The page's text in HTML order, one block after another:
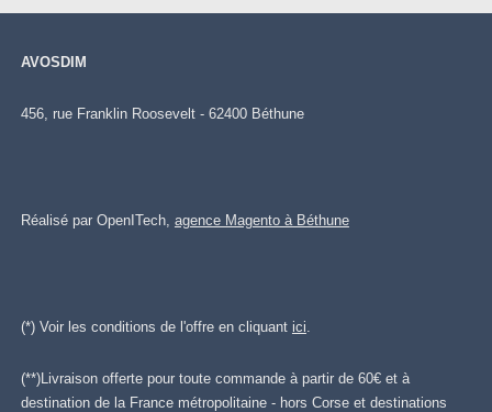
AVOSDIM
456, rue Franklin Roosevelt - 62400 Béthune
Réalisé par OpenITech, agence Magento à Béthune
(*) Voir les conditions de l'offre en cliquant ici
(**)Livraison offerte pour toute commande à partir de 60€ et à
destination de la France métropolitaine - hors Corse et destinations